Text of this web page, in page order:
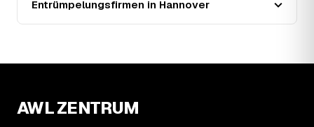
wie sich der Markt weiterentwickelt.
14 Warum schwankt der Preis zwischen 400 und
Etage ohne Aufzug oder viel Sperrmüll eher am oberen.
Auch anrechenbare Wertgegenstände oder ein hoher
Entrümpelungsfirmen in Hannover
AWL ZENTRUM